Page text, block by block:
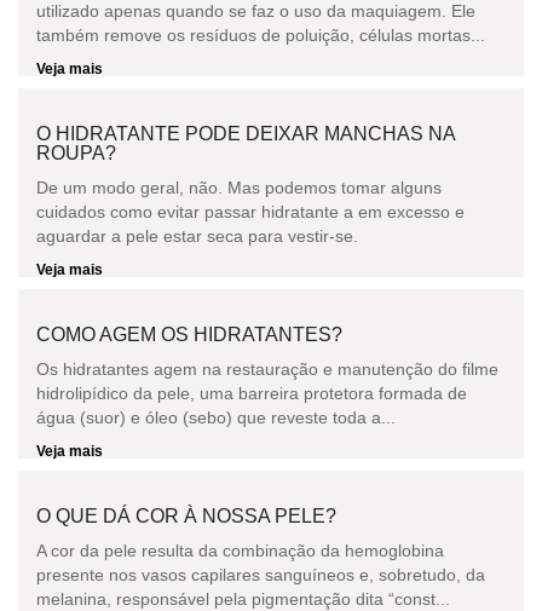
utilizado apenas quando se faz o uso da maquiagem. Ele
também remove os resíduos de poluição, células mortas...
Veja mais
O HIDRATANTE PODE DEIXAR MANCHAS NA
ROUPA?
De um modo geral, não. Mas podemos tomar alguns
cuidados como evitar passar hidratante a em excesso e
aguardar a pele estar seca para vestir-se.
Veja mais
COMO AGEM OS HIDRATANTES?
Os hidratantes agem na restauração e manutenção do filme
hidrolipídico da pele, uma barreira protetora formada de
água (suor) e óleo (sebo) que reveste toda a...
Veja mais
O QUE DÁ COR À NOSSA PELE?
A cor da pele resulta da combinação da hemoglobina
presente nos vasos capilares sanguíneos e, sobretudo, da
melanina, responsável pela pigmentação dita “const...